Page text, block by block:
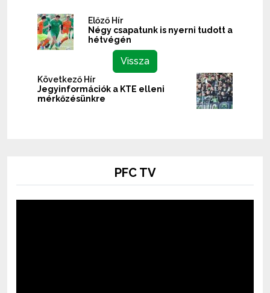
Előző Hír
Négy csapatunk is nyerni tudott a
hétvégén
Vissza
Következő Hír
Jegyinformációk a KTE elleni
mérkőzésünkre
PFC TV